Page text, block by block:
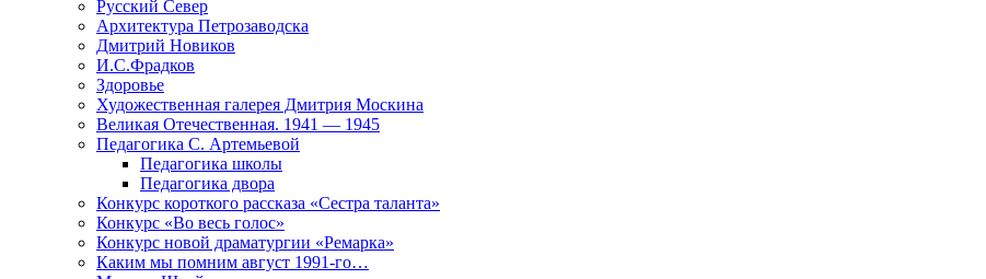
Русский Север
Архитектура Петрозаводска
Дмитрий Новиков
И.С.Фрадков
Здоровье
Художественная галерея Дмитрия Москина
Великая Отечественная. 1941 — 1945
Педагогика С. Артемьевой
Педагогика школы
Педагогика двора
Конкурс короткого рассказа «Сестра таланта»
Конкурс «Во весь голос»
Конкурс новой драматургии «Ремарка»
Каким мы помним август 1991-го…